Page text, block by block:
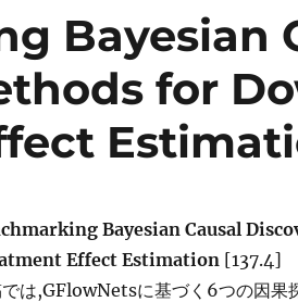
Bayesian
for
Bayesian Causal
Effect Estimation [137.4]
は,GFlowNetsに基づく6つの因果